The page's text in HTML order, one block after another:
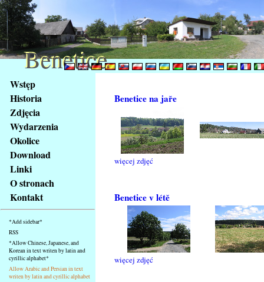
obsah
stránky
Klávesové
zkratky
tomto
webu
základní
Hlavní
strana
Wstęp
Historia
Zdjęcia
Wydarzenia
Okolice
Download
Linki
O stronach
Kontakt
*Add sidebar*
RSS
*Allow Chinese, Japanese, and
Korean in text writen by latin and
cyrillic alphabet*
Allow Arabic and Persian in text
writen by latin and cyrillic alphabet
Benetice na jaře
więcej zdjęć
Benetice v létě
więcej zdjęć
Benetice
Benetice